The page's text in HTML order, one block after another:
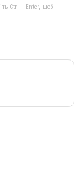
Ctrl + Enter, щоб